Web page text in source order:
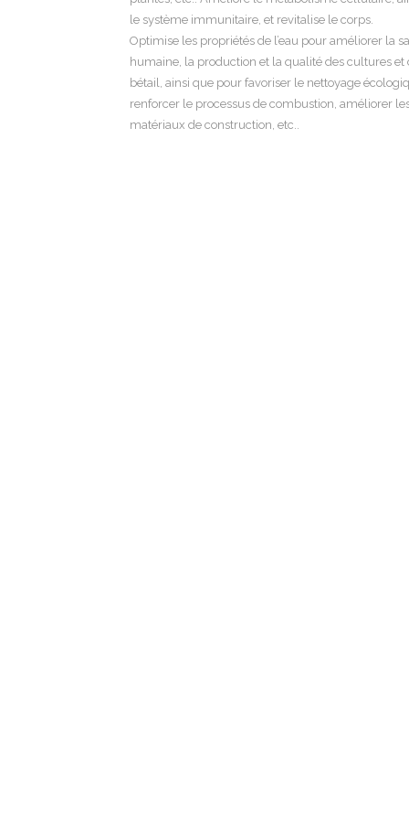
le système immunitaire, et revitalise le corps.
Optimise les propriétés de l’eau pour améliorer la
humaine, la production et la qualité des cultures et
bétail, ainsi que pour favoriser le nettoyage
renforcer le processus de combustion, améliorer
matériaux de construction, etc..